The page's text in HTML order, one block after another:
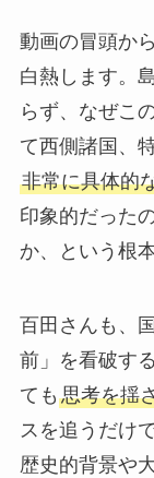
動画の冒頭か
白熱します。
らず、なぜこ
て西側諸国、
非常に具体的
印象的だった
か、という根
百田さんも、
前」を看破す
ても 思考を揺
スを追うだけ
歴史的背景や